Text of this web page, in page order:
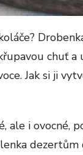
chuť a
Jak si ji
ale i ovocné,